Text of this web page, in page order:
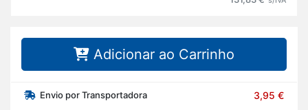
Adicionar ao Carrinho
Envio por Transportadora 3,95 €